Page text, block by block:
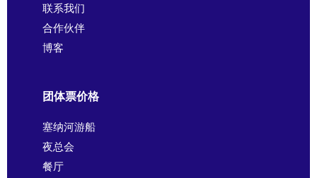
联系我们
合作伙伴
博客
团体票价格
塞纳河游船
夜总会
餐厅